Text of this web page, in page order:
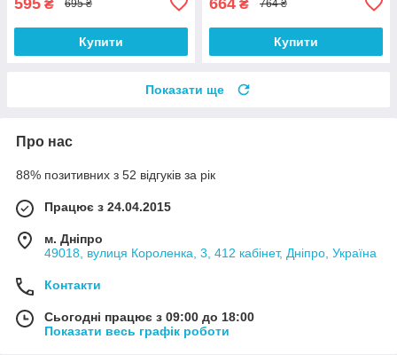
₴ 695 ₴
Купити
₴ 764 ₴
Купити
Показати ще
Про нас
88% позитивних з 52 відгуків за рік
Працює з 24.04.2015
м. Дніпро
49018, вулиця Короленка, 3, 412 кабінет, Дніпро, Україна
Контакти
Сьогодні працює з 09:00 до 18:00
Показати весь графік роботи